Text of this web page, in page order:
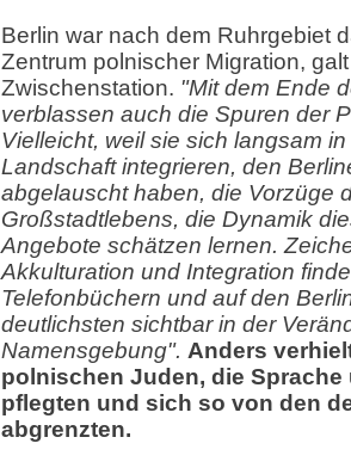
Berlin war nach dem Ruhrgebiet
Zentrum polnischer Migration,
Zwischenstation. "Mit dem Ende
verblassen auch die Spuren der
Vielleicht, weil sie sich langsam
Landschaft integrieren, den
abgelauscht haben, die Vorzüge
Großstadtlebens, die Dynamik
Angebote schätzen lernen.
Akkulturation und Integration
Telefonbüchern und auf den
deutlichsten sichtbar in der
Namensgebung". Anders
polnischen Juden, die Sprache
pflegten und sich so von den
abgrenzten.